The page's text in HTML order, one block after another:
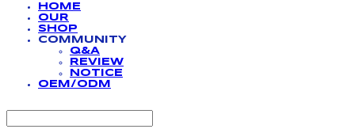
HOME
OUR
SHOP
COMMUNITY
Q&A
REVIEW
NOTICE
OEM/ODM